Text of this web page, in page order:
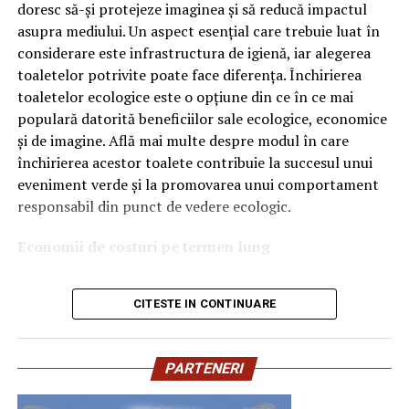
Ce înseamnă Ravenol VMP?
DenumireaVMPidentifică o gamă de uleiuri dezvoltate
pentru motoare moderne care necesită performanțe
ridicate și compatibilitate cu numeroase specificații ale
constructorilor auto.
Acest produs este destinat în special motoarelor
moderne pe benzină și diesel, inclusiv celor echipate cu:
catalizatoare moderne;
sisteme Start-Stop.
Una dintre cele mai importante caracteristici ale acestui
doresc să-și protejeze imaginea și să reducă impactul
asupra mediului. Un aspect esențial care trebuie luat în
considerare este infrastructura de igienă, iar alegerea
toaletelor potrivite poate face diferența. Închirierea
toaletelor ecologice este o opțiune din ce în ce mai
populară datorită beneficiilor sale ecologice, economice
și de imagine. Află mai multe despre modul în care
închirierea acestor toalete contribuie la succesul unui
eveniment verde și la promovarea unui comportament
responsabil din punct de vedere ecologic.
Economii de costuri pe termen lung
Unul dintre cele mai mari avantaje ale activității
închiriere toalete ecologiceeste economia de costuri.
termen lung, aceasta este o opțiune mai rentabilă decât
construirea unei infrastructuri permanente de toalete.
Toaletele ecologice nu necesită conexiuni complexe la
CITESTE IN CONTINUARE
PARTENERI